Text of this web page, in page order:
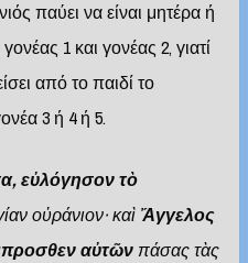
παύει να είναι μητέρα ή
1 και γονέας 2, γιατί
από το παιδί το
3 ή 4 ή 5.
εὐλόγησον τὸ
οὐράνιον· καὶ Ἄγγελος
αὐτῶν πάσας τὰς